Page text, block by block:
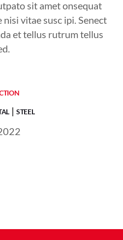
sit amet onsequat
vitae susc ipi. Senect
et tellus rutrum tellus
STEEL